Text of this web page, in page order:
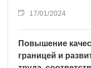
17/01/2024
Повышение
границей и